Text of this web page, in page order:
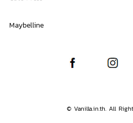
Maybelline
© Vanilla.in.th. All